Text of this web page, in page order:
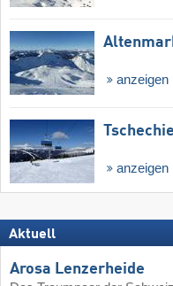
anzeigen
anzeigen
Aktuell
Arosa Lenzerheide